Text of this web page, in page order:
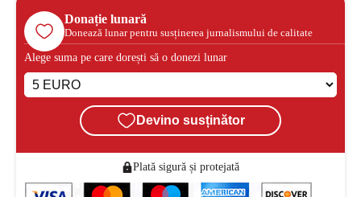
Donație lunară
Donează lunar pentru susținerea jurnalismului de calitate
Alege suma pe care dorești să o donezi lunar
Devino susținător
Plată sigură și protejată